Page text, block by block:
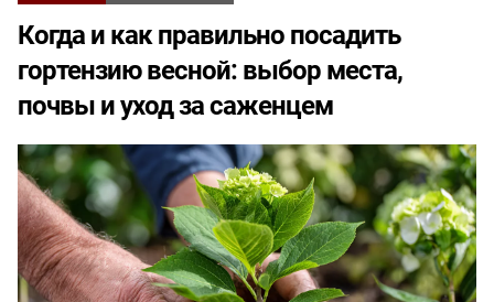
Когда и как правильно посадить
гортензию весной: выбор места,
почвы и уход за саженцем